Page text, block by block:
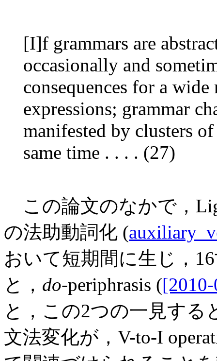
[I]f grammars are
occasionally and
consequences for a
expressions; grammar
manifested by clusters
same time . . . . (27)
この論文のなかで，
の法助動詞化 (
おいて短期間に生じ，
と， do-periphrasis (
と，この2つの一見する
文法変化が，V-to-I